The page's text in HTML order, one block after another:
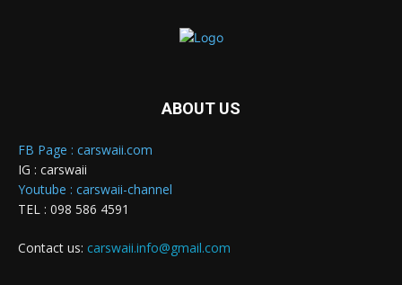
ABOUT US
FB Page : carswaii.com
IG : carswaii
Youtube : carswaii-channel
TEL : 098 586 4591
Contact us: carswaii.info@gmail.com